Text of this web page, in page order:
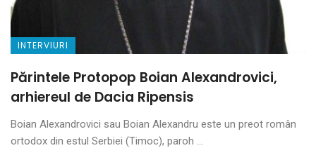
INTERVIURI
Părintele Protopop Boian Alexandrovici,
arhiereul de Dacia Ripensis
Boian Alexandrovici sau Boian Alexandru este un preot român
ortodox din estul Serbiei (Timoc), paroh ...